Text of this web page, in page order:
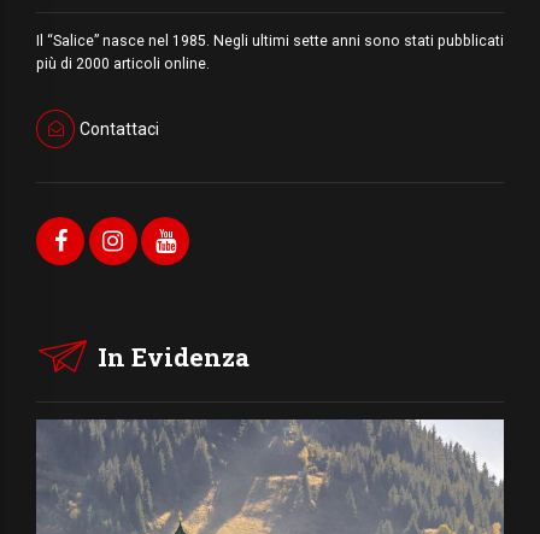
Il “Salice” nasce nel 1985. Negli ultimi sette anni sono stati pubblicati
più di 2000 articoli online.
Contattaci
In Evidenza